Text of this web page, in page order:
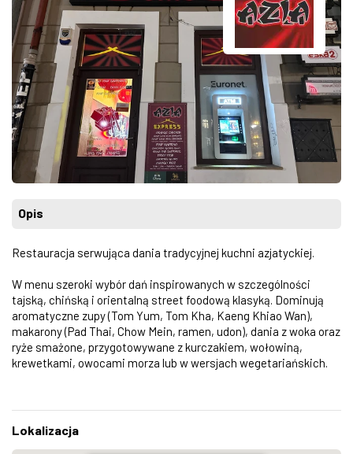
Opis
Restauracja serwująca dania tradycyjnej kuchni azjatyckiej.
W menu szeroki wybór dań inspirowanych w szczególności
tajską, chińską i orientalną street foodową klasyką. Dominują
aromatyczne zupy (Tom Yum, Tom Kha, Kaeng Khiao Wan),
makarony (Pad Thai, Chow Mein, ramen, udon), dania z woka oraz
ryże smażone, przygotowywane z kurczakiem, wołowiną,
krewetkami, owocami morza lub w wersjach wegetariańskich.
Lokalizacja